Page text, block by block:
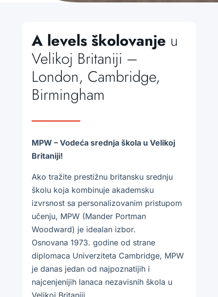
A levels školovanje u
Velikoj Britaniji –
London, Cambridge,
Birmingham
MPW – Vodeća srednja škola u Velikoj
Britaniji!
Ako tražite prestižnu britansku srednju
školu koja kombinuje akademsku
izvrsnost sa personalizovanim pristupom
učenju, MPW (Mander Portman
Woodward) je idealan izbor.
Osnovana 1973. godine od strane
diplomaca Univerziteta Cambridge, MPW
je danas jedan od najpoznatijih i
najcenjenijih lanaca nezavisnih škola u
Velikoj Britaniji.